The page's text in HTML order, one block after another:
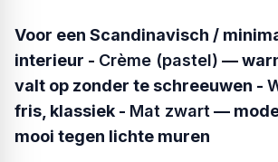
Voor een Scandinavisch /
interieur - Crème (pastel) —
valt op zonder te schreeuwen -
fris, klassiek - Mat zwart —
mooi tegen lichte muren